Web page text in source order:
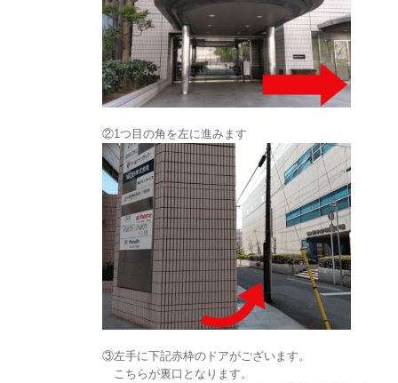
②1つ目の角を左に進みます
③左手に下記赤枠のドアがございます。
こちらが裏口となります。